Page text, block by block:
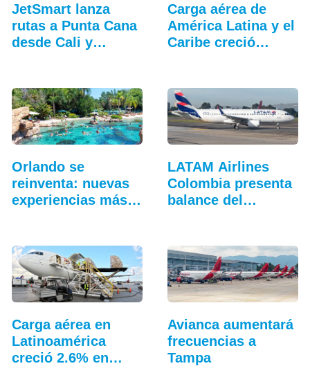
JetSmart lanza
rutas a Punta Cana
desde Cali y
Carga aérea de
América Latina y el
Caribe creció…
Orlando se
reinventa: nuevas
experiencias más
LATAM Airlines
Colombia presenta
balance del
Carga aérea en
Latinoamérica
creció 2.6% en
Avianca aumentará
frecuencias a
Tampa